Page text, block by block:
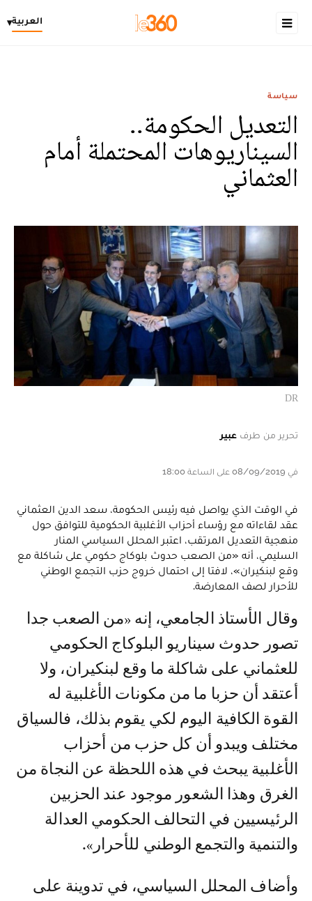
العربية▾
سياسة
التعديل الحكومة..
السيناريوهات المحتملة أمام
العثماني
DR
تحرير من طرف عبير
في 08/09/2019 على الساعة 18:00
في الوقت الذي يواصل فيه رئيس الحكومة، سعد الدين العثماني
عقد لقاءاته مع رؤساء أحزاب الأغلبية الحكومية للتوافق حول
منهجية التعديل المرتقب، اعتبر المحلل السياسي المنار
السليمي، أنه «من الصعب حدوث بلوكاج حكومي على شاكلة مع
وقع لبنكيران»، لافتا إلى احتمال خروج حزب التجمع الوطني
للأحرار لصف المعارضة.
وقال الأستاذ الجامعي، إنه «من الصعب جدا
تصور حدوث سيناريو البلوكاج الحكومي
للعثماني على شاكلة ما وقع لبنكيران، ولا
أعتقد أن حزبا ما من مكونات الأغلبية له
القوة الكافية اليوم لكي يقوم بذلك، فالسياق
مختلف ويبدو أن كل حزب من أحزاب
الأغلبية يبحث في هذه اللحظة عن النجاة من
الغرق وهذا الشعور موجود عند الحزبين
الرئيسيين في التحالف الحكومي العدالة
والتنمية والتجمع الوطني للأحرار».
وأضاف المحلل السياسي، في تدوينة على